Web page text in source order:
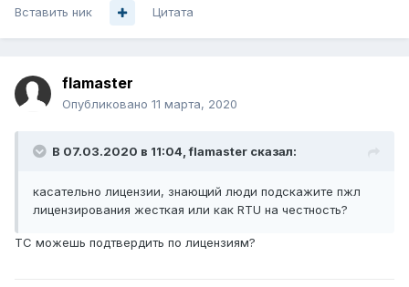
Вставить ник Цитата
flamaster
Опубликовано 11 марта, 2020
В 07.03.2020 в 11:04,flamaster сказал:
касательно лицензии, знающий люди подскажите пжл
лицензирования жесткая или как RTU на честность?
ТС можешь подтвердить по лицензиям?